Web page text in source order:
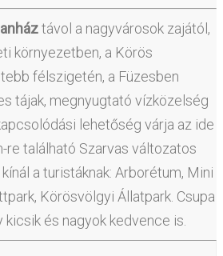
távol a nagyvárosok zajától,
környezetben, a Körös
félszigetén, a Füzesben
tájak, megnyugtató vízközelség
lehetőség várja az ide
re található Szarvas változatos
a turistáknak: Arborétum, Mini
Körösvölgyi Állatpark. Csupa
és nagyok kedvence is.